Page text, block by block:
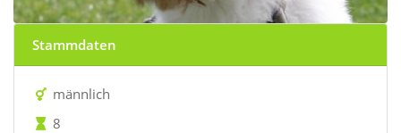
Stammdaten
männlich
8